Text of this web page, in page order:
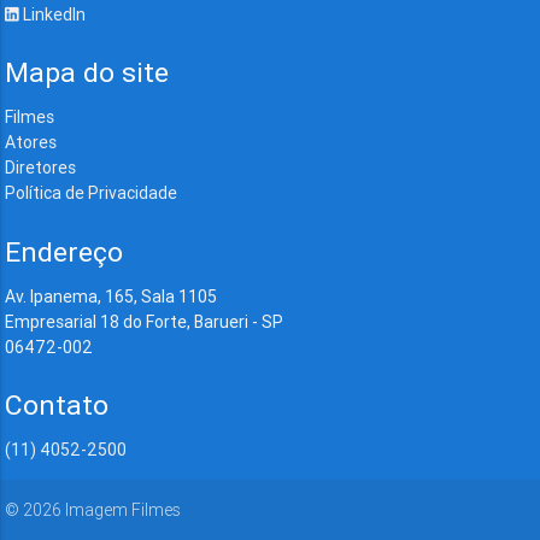
LinkedIn
Mapa do site
Filmes
Atores
Diretores
Política de Privacidade
Endereço
Av. Ipanema, 165, Sala 1105
Empresarial 18 do Forte, Barueri - SP
06472-002
Contato
(11) 4052-2500
© 2026 Imagem Filmes